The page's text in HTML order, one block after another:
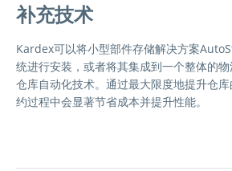
补充技术
Kardex可以将小型部件存储解决方案
统进行安装，或者将其集成到一个整体的
仓库自动化技术。通过最大限度地提升仓
约过程中会显著节省成本并提升性能。